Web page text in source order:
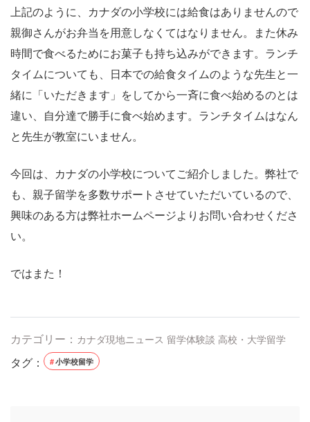
上記のように、カナダの小学校には給食はありませんので
親御さんがお弁当を用意しなくてはなりません。また休み
時間で食べるためにお菓子も持ち込みができます。ランチ
タイムについても、日本での給食タイムのような先生と一
緒に「いただきます」をしてから一斉に食べ始めるのとは
違い、自分達で勝手に食べ始めます。ランチタイムはなん
と先生が教室にいません。
今回は、カナダの小学校についてご紹介しました。弊社で
も、親子留学を多数サポートさせていただいているので、
興味のある方は弊社ホームページよりお問い合わせくださ
い。
ではまた！
カテゴリー： カナダ現地ニュース 留学体験談 高校・大学留学
タグ： 小学校留学